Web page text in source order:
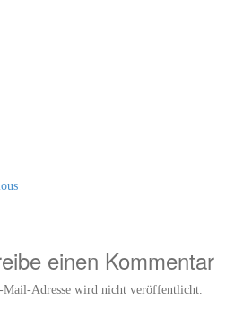
einen Kommentar
Mail-Adresse wird nicht veröffentlicht.